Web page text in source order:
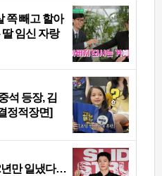
쪽 빼고 할아
임신 자랑
석 등장, 김
정적장면]
년만 일냈다…